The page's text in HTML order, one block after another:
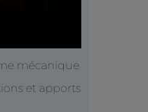
mécanique
et apports